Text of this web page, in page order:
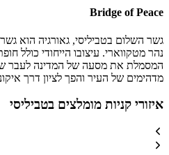
Bridge of Peace
גשר השלום בטביליסי, גאורגיה הוא
נהר מטקווארי. עיצובו הייחודי כולל
המסמלת את מסעה של המדינה לעבר
מדהימים של העיר והפך לציון דרך
איזורי קניות מומלצים בטביליסי